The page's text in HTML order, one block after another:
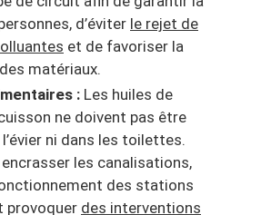
d’éviter le rejet de
et de favoriser la
matériaux.
: Les huiles de
ne doivent pas être
ni dans les toilettes.
les canalisations,
des stations
provoquer des interventions